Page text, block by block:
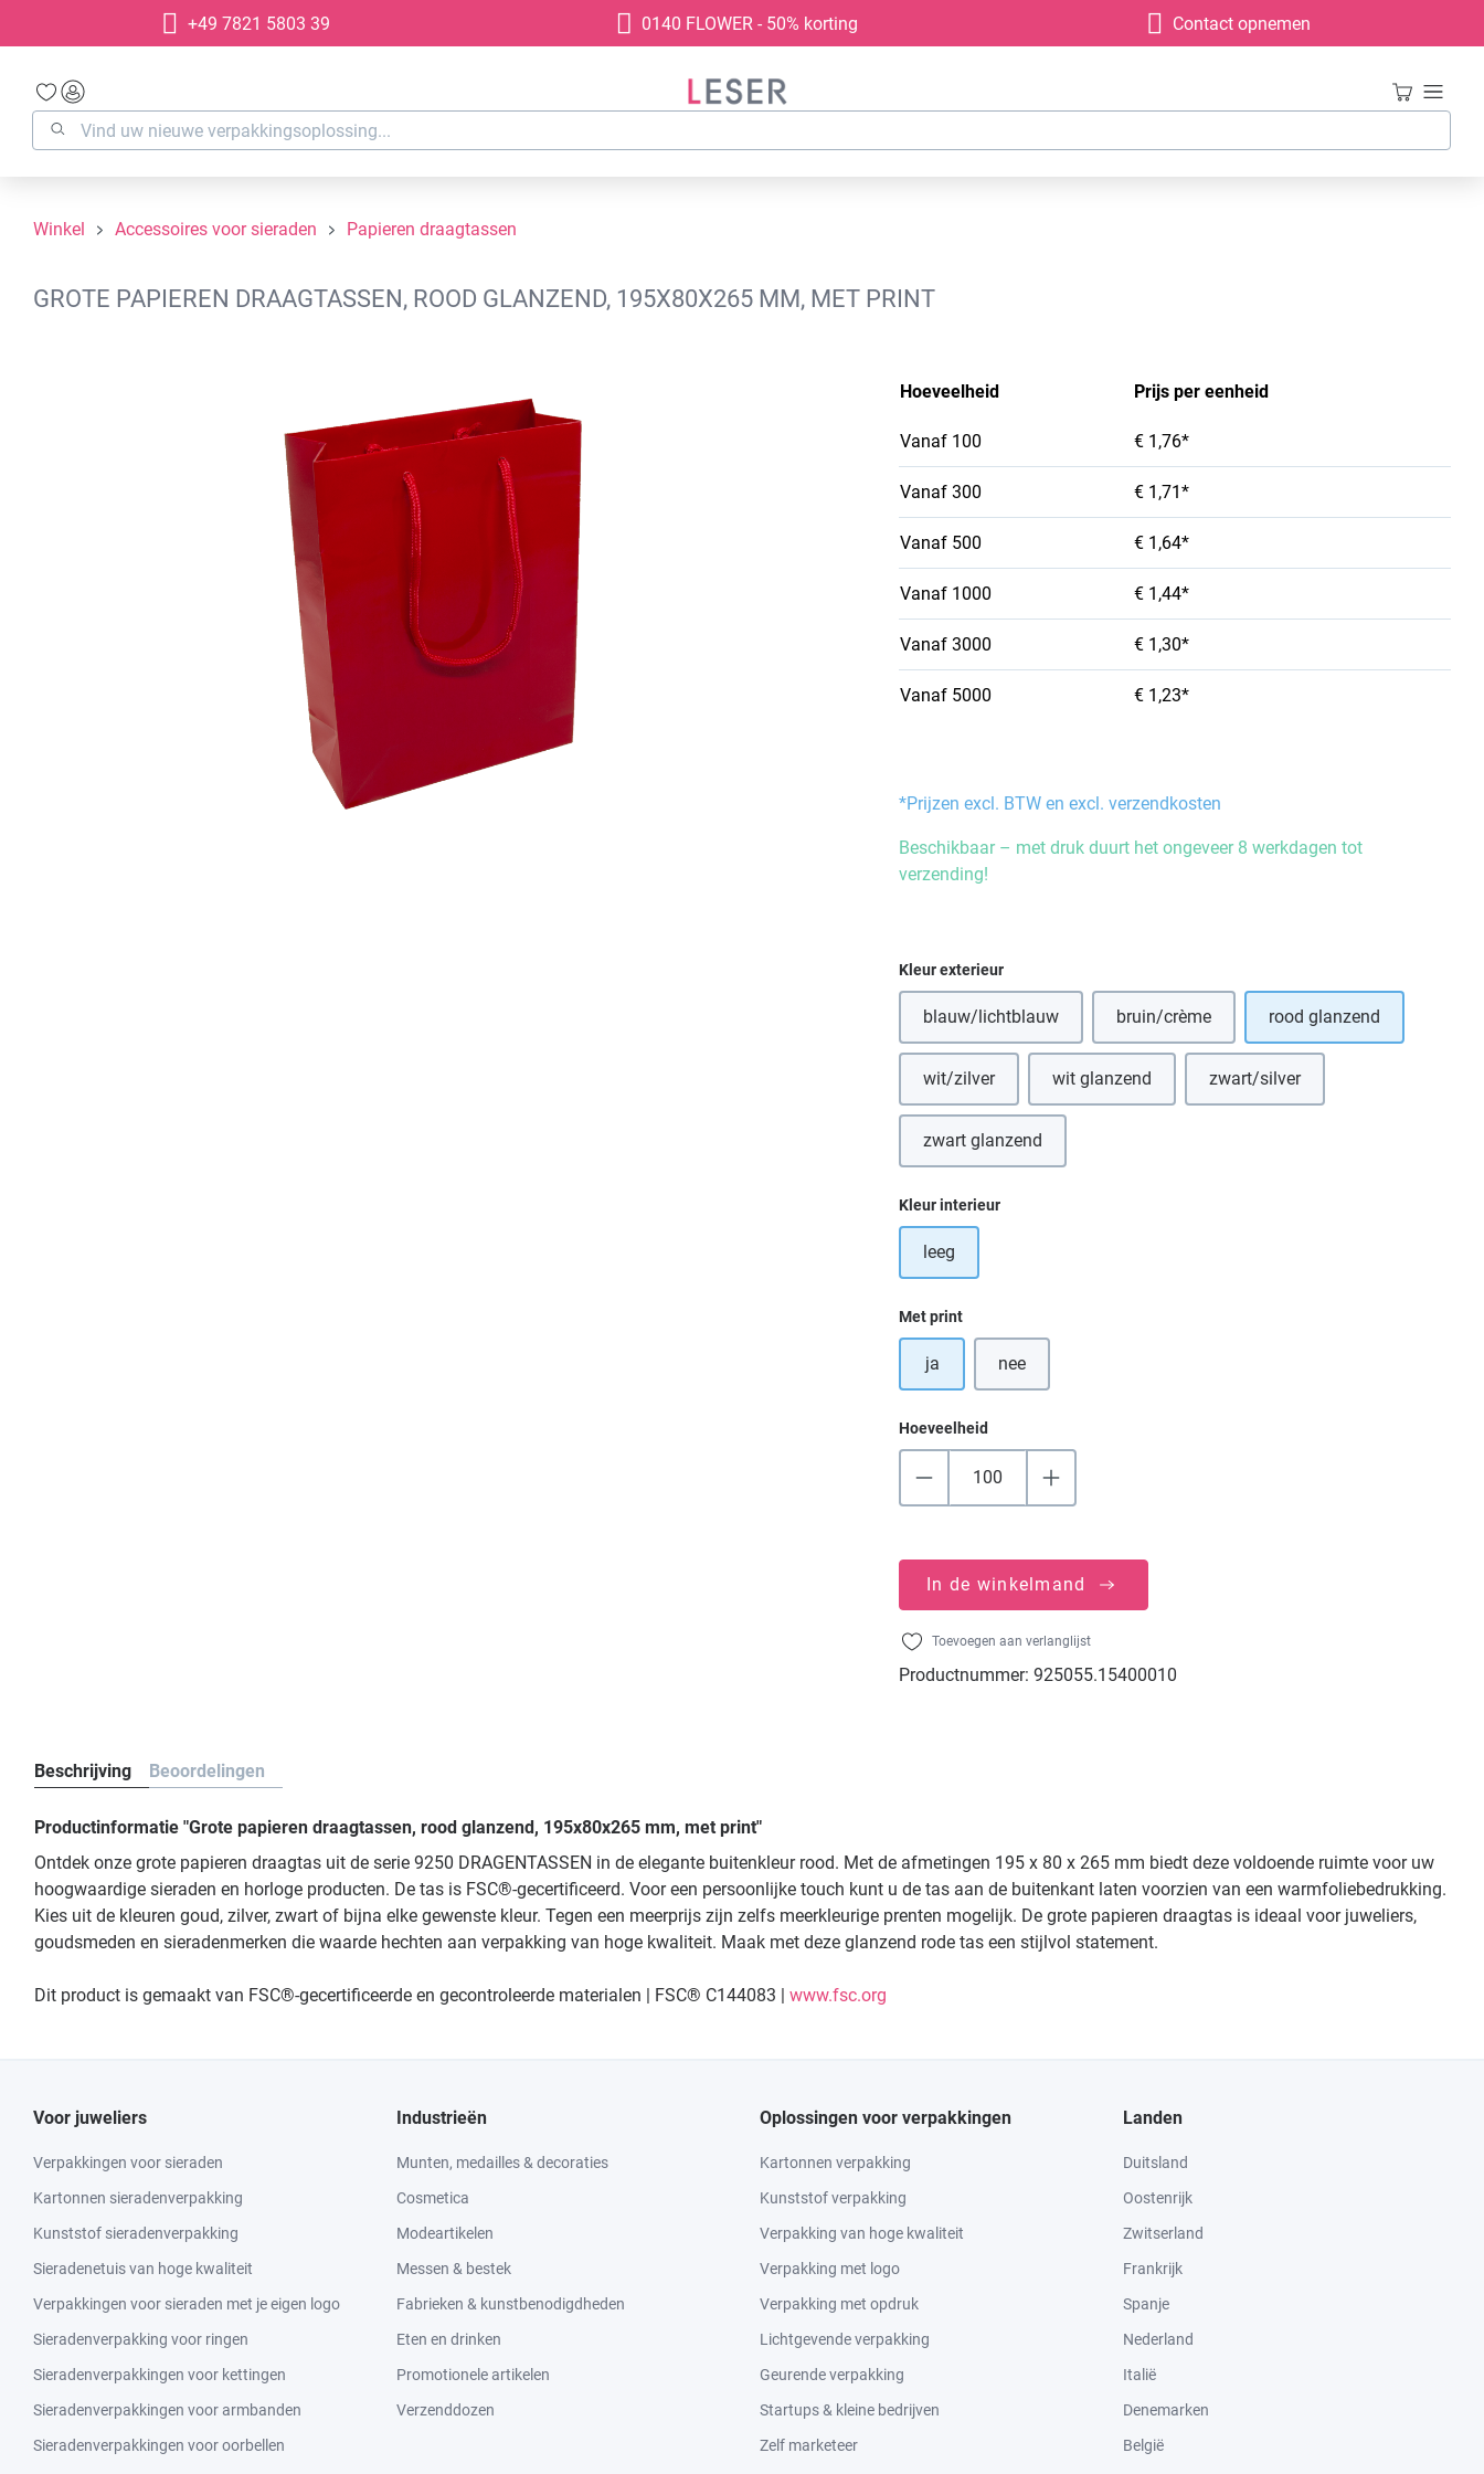
Ga naar de hoofdnavigatie
+49 7821 5803 39 0140 FLOWER - 50% korting Contact opnemen
Winkel Accessoires voor sieraden Papieren draagtassen
GROTE PAPIEREN DRAAGTASSEN, ROOD GLANZEND, 195X80X265 MM, MET PRINT
Hoeveelheid Prijs per eenheid
Vanaf 100 € 1,76*
Vanaf 300 € 1,71*
Vanaf 500 € 1,64*
Vanaf 1000 € 1,44*
Vanaf 3000 € 1,30*
Vanaf 5000 € 1,23*
*Prijzen excl. BTW en excl. verzendkosten
Beschikbaar – met druk duurt het ongeveer 8 werkdagen tot
verzending!
Selecteer
Kleur exterieur
blauw/lichtblauw bruin/crème rood glanzend
wit/zilver wit glanzend zwart/silver
zwart glanzend
Selecteer
Kleur interieur
leeg
Selecteer
Met print
ja nee
Hoeveelheid
In de winkelmand
Toevoegen aan verlanglijst
Productnummer: 925055.15400010
Beschrijving Beoordelingen
Productinformatie "Grote papieren draagtassen, rood glanzend, 195x80x265 mm, met print"
Ontdek onze grote papieren draagtas uit de serie 9250 DRAGENTASSEN in de elegante buitenkleur rood. Met de afmetingen 195 x 80 x 265 mm biedt deze voldoende ruimte voor uw
hoogwaardige sieraden en horloge producten. De tas is FSC®-gecertificeerd. Voor een persoonlijke touch kunt u de tas aan de buitenkant laten voorzien van een warmfoliebedrukking.
Kies uit de kleuren goud, zilver, zwart of bijna elke gewenste kleur. Tegen een meerprijs zijn zelfs meerkleurige prenten mogelijk. De grote papieren draagtas is ideaal voor juweliers,
goudsmeden en sieradenmerken die waarde hechten aan verpakking van hoge kwaliteit. Maak met deze glanzend rode tas een stijlvol statement.
Dit product is gemaakt van FSC®-gecertificeerde en gecontroleerde materialen | FSC® C144083 | www.fsc.org
Voor juweliers
Verpakkingen voor sieraden
Kartonnen sieradenverpakking
Kunststof sieradenverpakking
Sieradenetuis van hoge kwaliteit
Verpakkingen voor sieraden met je eigen logo
Sieradenverpakking voor ringen
Sieradenverpakkingen voor kettingen
Sieradenverpakkingen voor armbanden
Sieradenverpakkingen voor oorbellen
Industrieën
Munten, medailles & decoraties
Cosmetica
Modeartikelen
Messen & bestek
Fabrieken & kunstbenodigdheden
Eten en drinken
Promotionele artikelen
Verzenddozen
Oplossingen voor verpakkingen
Kartonnen verpakking
Kunststof verpakking
Verpakking van hoge kwaliteit
Verpakking met logo
Verpakking met opdruk
Lichtgevende verpakking
Geurende verpakking
Startups & kleine bedrijven
Zelf marketeer
Landen
Duitsland
Oostenrijk
Zwitserland
Frankrijk
Spanje
Nederland
Italië
Denemarken
België